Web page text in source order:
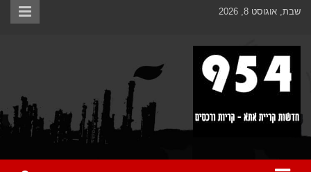
לתוכן
Skipשבת, אוגוסט 8, 2026